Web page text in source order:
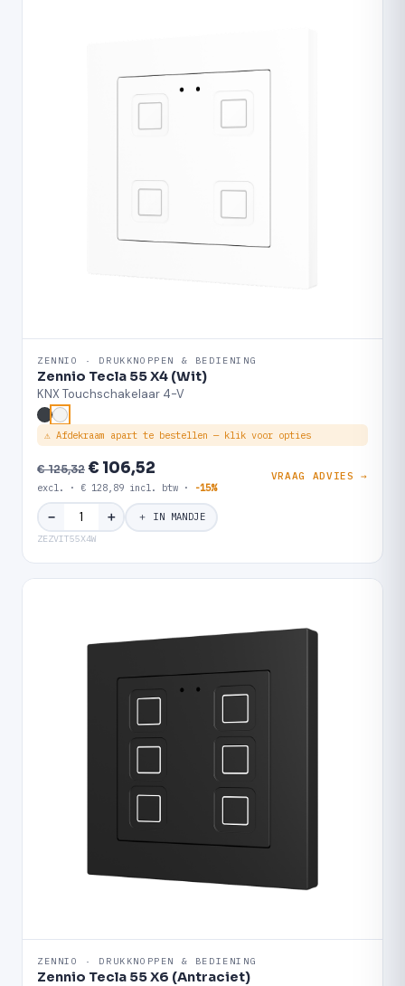
ZENNIO · DRUKKNOPPEN & BEDIENING
Zennio Tecla 55 X4 (Wit)
KNX Touchschakelaar 4-V
⚠ Afdekraam apart te bestellen — klik voor opties
€ 125,32€ 106,52
excl. · € 128,89 incl. btw · -15%
VRAAG ADVIES →
− ＋ ＋ IN MANDJE
ZEZVIT55X4W
ZENNIO · DRUKKNOPPEN & BEDIENING
Zennio Tecla 55 X6 (Antraciet)